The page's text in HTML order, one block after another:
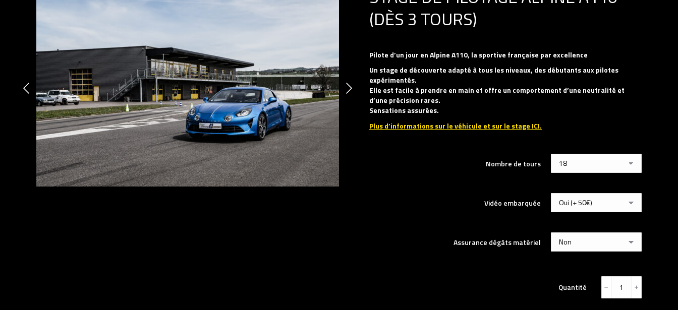
(DÈS 3 TOURS)
Pilote d’un jour en Alpine A110, la sportive française par excellence
Un stage de découverte adapté à tous les niveaux, des débutants aux pilotes
expérimentés.
Elle est facile à prendre en main et offre un comportement d’une neutralité et
d’une précision rares.
Sensations assurées.
Plus d’informations sur le véhicule et sur le stage ICI.
Nombre de tours
Vidéo embarquée
Assurance dégâts matériel
Quantité ﹣ ﹢